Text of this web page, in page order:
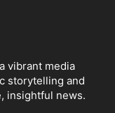
vibrant media
storytelling and
insightful news.